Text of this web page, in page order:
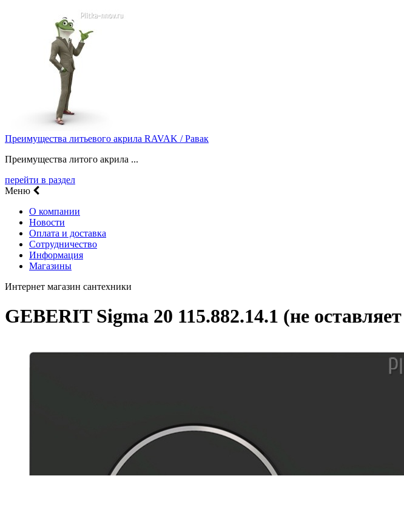
Преимущества литьевого акрила RAVAK / Равак
Преимущества литого акрила ...
перейти в раздел
Меню
О компании
Новости
Оплата и доставка
Сотрудничество
Информация
Магазины
Интернет магазин сантехники
GEBERIT Sigma 20 115.882.14.1 (не